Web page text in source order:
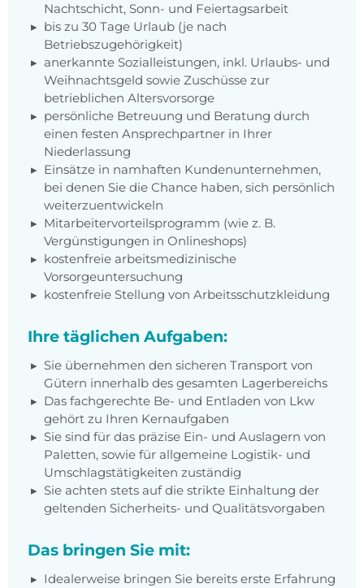
Nachtschicht, Sonn- und Feiertagsarbeit
bis zu 30 Tage Urlaub (je nach
Betriebszugehörigkeit)
anerkannte Sozialleistungen, inkl. Urlaubs- und
Weihnachtsgeld sowie Zuschüsse zur
betrieblichen Altersvorsorge
persönliche Betreuung und Beratung durch
einen festen Ansprechpartner in Ihrer
Niederlassung
Einsätze in namhaften Kundenunternehmen,
bei denen Sie die Chance haben, sich persönlich
weiterzuentwickeln
Mitarbeitervorteilsprogramm (wie z. B.
Vergünstigungen in Onlineshops)
kostenfreie arbeitsmedizinische
Vorsorgeuntersuchung
kostenfreie Stellung von Arbeitsschutzkleidung
Ihre täglichen Aufgaben:
Sie übernehmen den sicheren Transport von
Gütern innerhalb des gesamten Lagerbereichs
Das fachgerechte Be- und Entladen von Lkw
gehört zu Ihren Kernaufgaben
Sie sind für das präzise Ein- und Auslagern von
Paletten, sowie für allgemeine Logistik- und
Umschlagstätigkeiten zuständig
Sie achten stets auf die strikte Einhaltung der
geltenden Sicherheits- und Qualitätsvorgaben
Das bringen Sie mit:
Idealerweise bringen Sie bereits erste Erfahrung